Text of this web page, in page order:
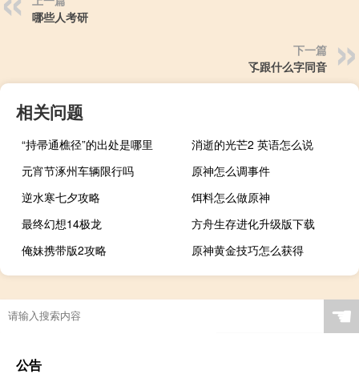
哪些人考研
下一篇
孓跟什么字同音
相关问题
“持帚通樵径”的出处是哪里
消逝的光芒2 英语怎么说
元宵节涿州车辆限行吗
原神怎么调事件
逆水寒七夕攻略
饵料怎么做原神
最终幻想14极龙
方舟生存进化升级版下载
俺妹携带版2攻略
原神黄金技巧怎么获得
☚
公告